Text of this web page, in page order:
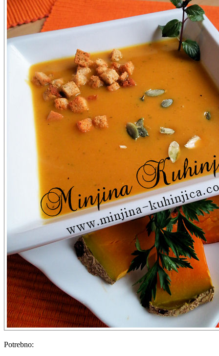
Potrebno: